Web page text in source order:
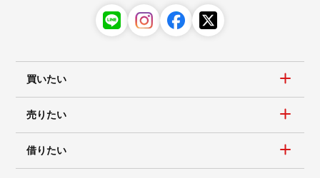
買いたい
売りたい
借りたい